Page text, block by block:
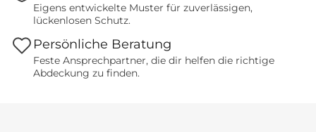
Eigens entwickelte Muster für zuverlässigen,
lückenlosen Schutz.
Persönliche Beratung
Feste Ansprechpartner, die dir helfen die richtige
Abdeckung zu finden.